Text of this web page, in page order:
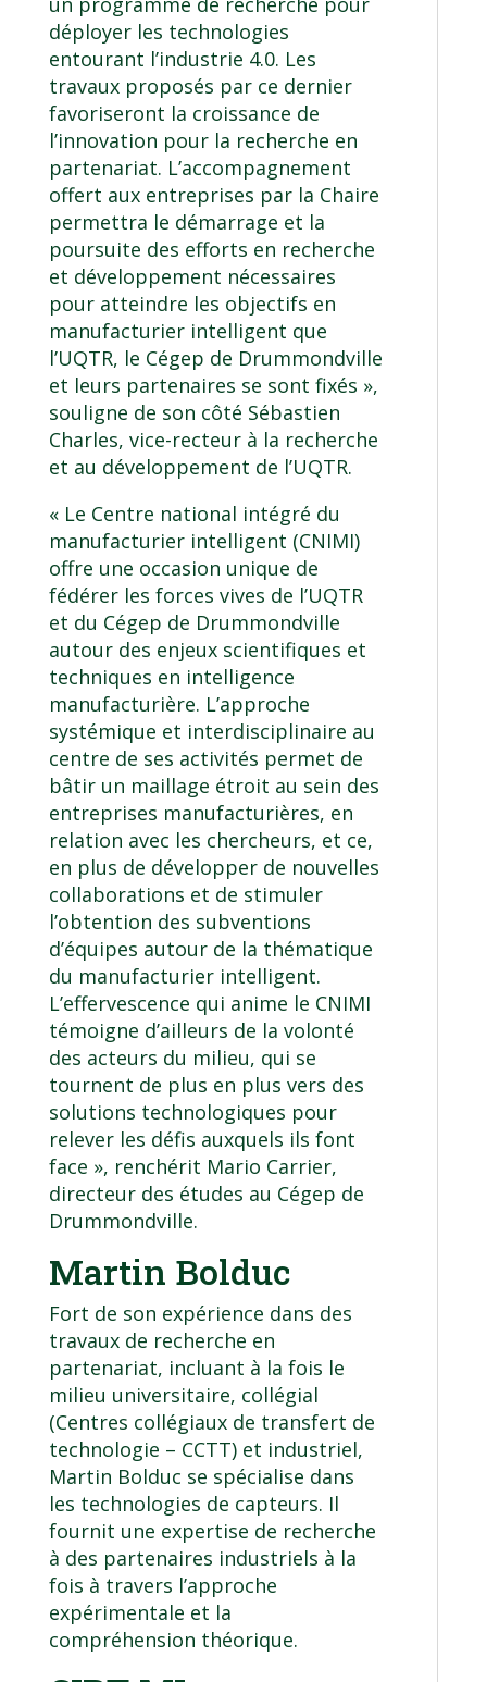
déployer les technologies
entourant l’industrie 4.0. Les
travaux proposés par ce dernier
favoriseront la croissance de
l’innovation pour la recherche en
partenariat. L’accompagnement
offert aux entreprises par la Chaire
permettra le démarrage et la
poursuite des efforts en recherche
et développement nécessaires
pour atteindre les objectifs en
manufacturier intelligent que
l’UQTR, le Cégep de Drummondville
et leurs partenaires se sont fixés »,
souligne de son côté Sébastien
Charles, vice-recteur à la recherche
et au développement de l’UQTR.
« Le Centre national intégré du
manufacturier intelligent (CNIMI)
offre une occasion unique de
fédérer les forces vives de l’UQTR
et du Cégep de Drummondville
autour des enjeux scientifiques et
techniques en intelligence
manufacturière. L’approche
systémique et interdisciplinaire au
centre de ses activités permet de
bâtir un maillage étroit au sein des
entreprises manufacturières, en
relation avec les chercheurs, et ce,
en plus de développer de nouvelles
collaborations et de stimuler
l’obtention des subventions
d’équipes autour de la thématique
du manufacturier intelligent.
L’effervescence qui anime le CNIMI
témoigne d’ailleurs de la volonté
des acteurs du milieu, qui se
tournent de plus en plus vers des
solutions technologiques pour
relever les défis auxquels ils font
face », renchérit Mario Carrier,
directeur des études au Cégep de
Drummondville.
Martin Bolduc
Fort de son expérience dans des
travaux de recherche en
partenariat, incluant à la fois le
milieu universitaire, collégial
(Centres collégiaux de transfert de
technologie – CCTT) et industriel,
Martin Bolduc se spécialise dans
les technologies de capteurs. Il
fournit une expertise de recherche
à des partenaires industriels à la
fois à travers l’approche
expérimentale et la
compréhension théorique.